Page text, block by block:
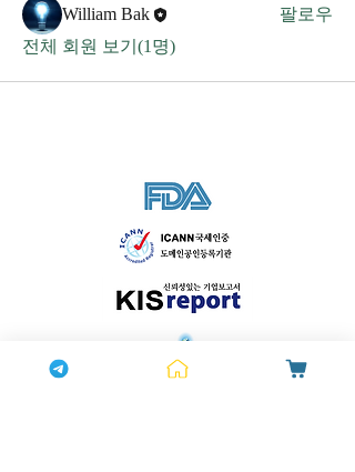
William Bak
팔로우
전체 회원 보기(1명)